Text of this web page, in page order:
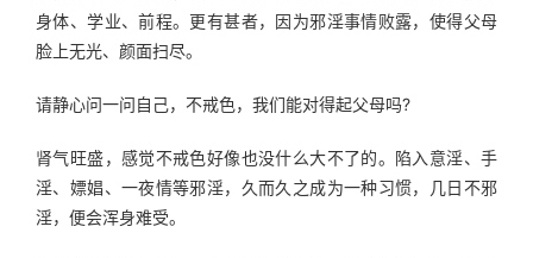
身体、学业、前程。更有甚者，因为邪淫事情败露，使得父母
脸上无光、颜面扫尽。
请静心问一问自己，不戒色，我们能对得起父母吗?
肾气旺盛，感觉不戒色好像也没什么大不了的。陷入意淫、手
淫、嫖娼、一夜情等邪淫，久而久之成为一种习惯，几日不邪
淫，便会浑身难受。